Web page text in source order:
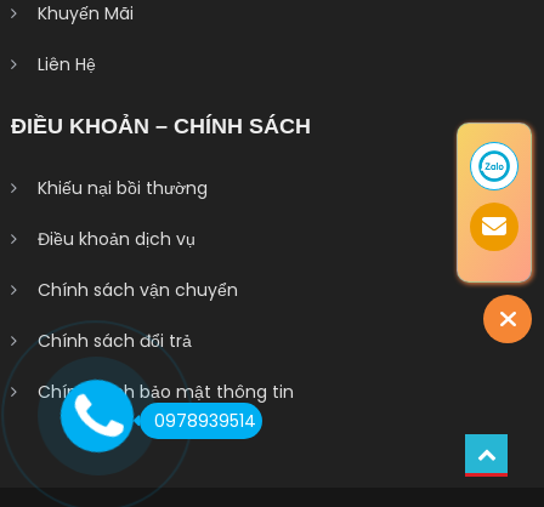
Khuyến Mãi
Liên Hệ
ĐIỀU KHOẢN – CHÍNH SÁCH
Khiếu nại bồi thường
Điều khoản dịch vụ
Chính sách vận chuyển
Chính sách đổi trả
Chính sách bảo mật thông tin
0978939514